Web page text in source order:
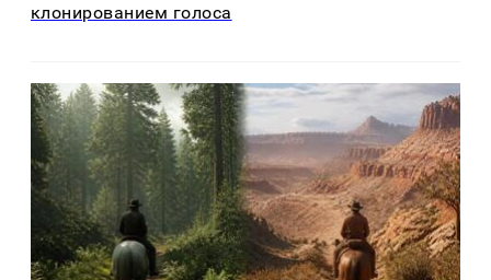
клонированием голоса